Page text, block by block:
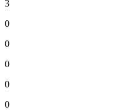
3
0
0
0
0
0